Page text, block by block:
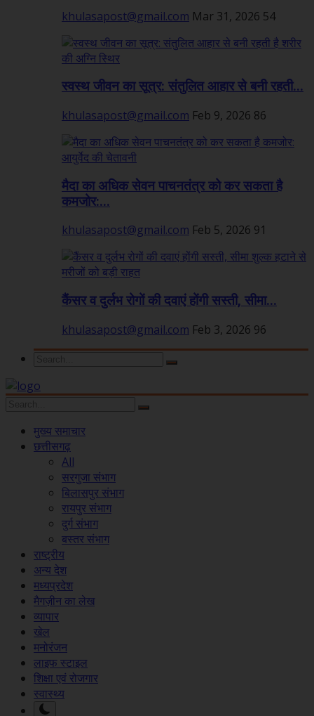
khulasapost@gmail.com Mar 31, 2026 54
स्वस्थ जीवन का सूत्र: संतुलित आहार से बनी रहती...
khulasapost@gmail.com Feb 9, 2026 86
मैदा का अधिक सेवन पाचनतंत्र को कर सकता है
कमजोर:...
khulasapost@gmail.com Feb 5, 2026 91
कैंसर व दुर्लभ रोगों की दवाएं होंगी सस्ती, सीमा...
khulasapost@gmail.com Feb 3, 2026 96
मुख्य समाचार
छत्तीसगढ़
All
सरगुजा संभाग
बिलासपुर संभाग
रायपुर संभाग
दुर्ग संभाग
बस्तर संभाग
राष्ट्रीय
अन्य देश
मध्यप्रदेश
मैगज़ीन का लेख
व्यापार
खेल
मनोरंजन
लाइफ स्टाइल
शिक्षा एवं रोजगार
स्वास्थ्य